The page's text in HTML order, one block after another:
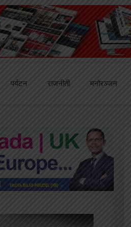
पर्यटन राजनीती मनोरञ्जन